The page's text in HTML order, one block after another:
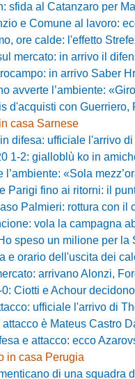
sfida al Catanzaro per
al lavoro: ecco il piano
l'effetto Strefezza, la situazione Segre
in arrivo il difensore Boccadamo
arrivo Saber Hraiech, per Scappini
«Girone difficilissimo, affascinante e
con Guerriero,
casa Sarnese
ufficiale l'arrivo di
ko in amichevole, prima
mezz’ora per dire sì, qui per
fino ai ritorni: il punto sulle
rottura con il club e
la campagna abbonamenti,
per la Serie D»: Bandecchi rompe il
e orario dell'uscita dei
arrivano Alonzi, Foresta,
e Achour decidono il test
ufficiale l'arrivo di
Mateus Castro Da Silva: ore
e attacco: ecco
in casa Perugia
squadra di Serie D, è da rifare il